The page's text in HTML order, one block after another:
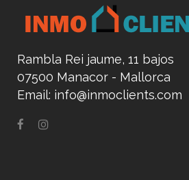
Rambla Rei jaume, 11 bajos
07500 Manacor - Mallorca
Email: info@inmoclients.com